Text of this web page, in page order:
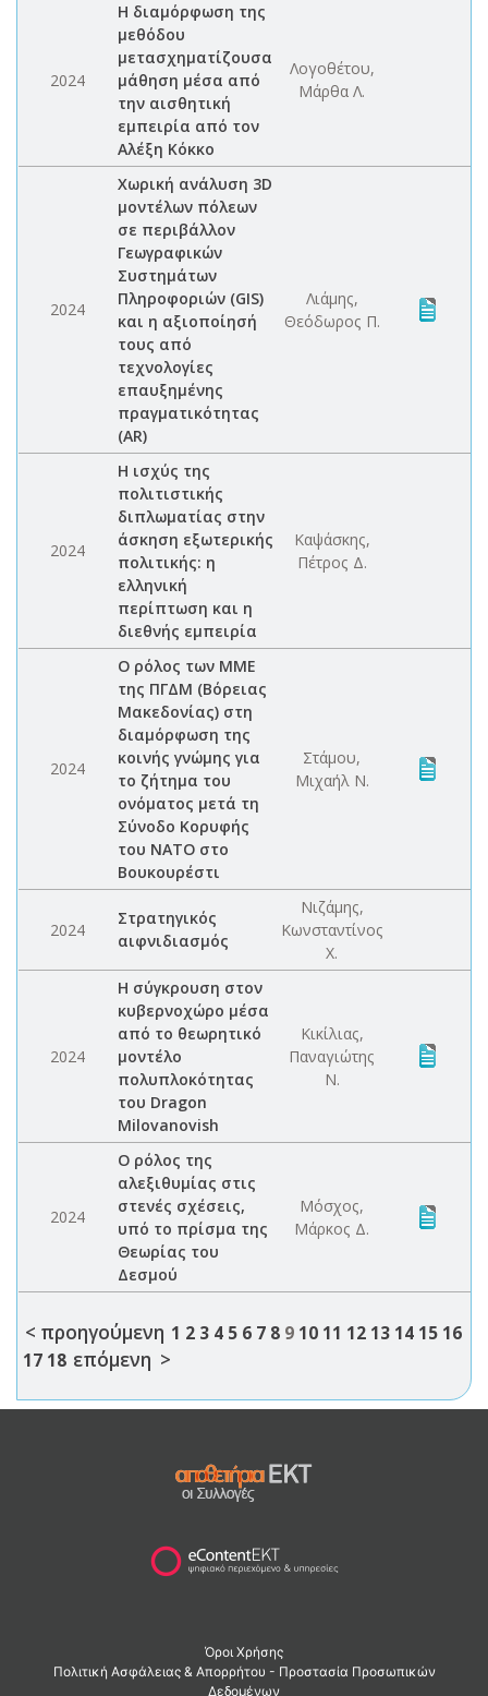
2024
Η διαμόρφωση της
μεθόδου
μετασχηματίζουσα
μάθηση μέσα από
την αισθητική
εμπειρία από τον
Αλέξη Κόκκο
Λογοθέτου,
Μάρθα Λ.
2024
Χωρική ανάλυση 3D
μοντέλων πόλεων
σε περιβάλλον
Γεωγραφικών
Συστημάτων
Πληροφοριών (GIS)
και η αξιοποίησή
τους από
τεχνολογίες
επαυξημένης
πραγματικότητας
(AR)
Λιάμης,
Θεόδωρος Π.
2024
Η ισχύς της
πολιτιστικής
διπλωματίας στην
άσκηση εξωτερικής
πολιτικής: η
ελληνική
περίπτωση και η
διεθνής εμπειρία
Καψάσκης,
Πέτρος Δ.
2024
Ο ρόλος των ΜΜΕ
της ΠΓΔΜ (Βόρειας
Μακεδονίας) στη
διαμόρφωση της
κοινής γνώμης για
το ζήτημα του
ονόματος μετά τη
Σύνοδο Κορυφής
του ΝΑΤΟ στο
Βουκουρέστι
Στάμου,
Μιχαήλ Ν.
2024
Στρατηγικός
αιφνιδιασμός
Νιζάμης,
Κωνσταντίνος
Χ.
2024
Η σύγκρουση στον
κυβερνοχώρο μέσα
από το θεωρητικό
μοντέλο
πολυπλοκότητας
του Dragon
Milovanovish
Κικίλιας,
Παναγιώτης
Ν.
2024
Ο ρόλος της
αλεξιθυμίας στις
στενές σχέσεις,
υπό το πρίσμα της
Θεωρίας του
Δεσμού
Μόσχος,
Μάρκος Δ.
< προηγούμενη 1 2 3 4 5 6 7 8 9 10 11 12 13 14 15 16
17 18 επόμενη >